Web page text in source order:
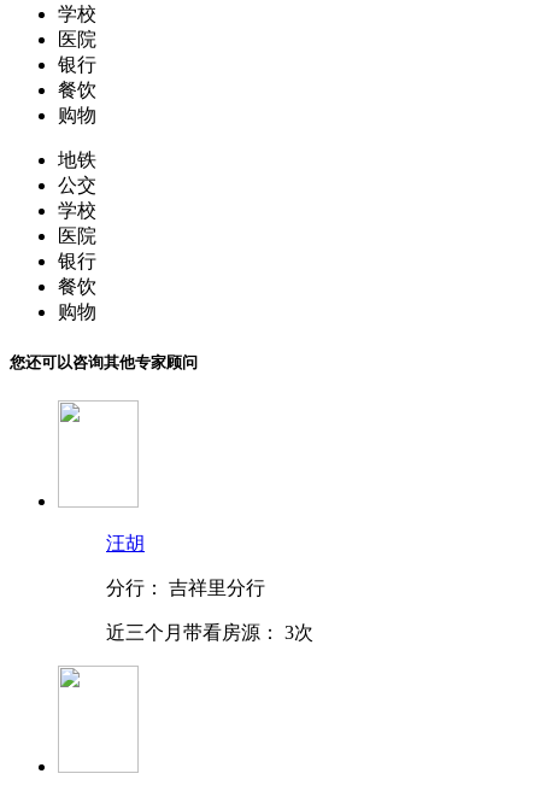
学校
医院
银行
餐饮
购物
地铁
公交
学校
医院
银行
餐饮
购物
您还可以咨询其他专家顾问
汪胡
分行： 吉祥里分行
近三个月带看房源： 3次